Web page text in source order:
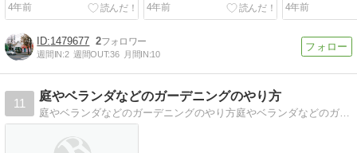
4年前 4年前 4年前
1479677 2
週間IN:2 週間OUT:36 月間IN:10
11
庭やベランダなどのガーデニングのやり方
庭やベランダなどのガーデニングのやり方庭やベランダなどのガーデニングと方法と季節にあった花や植物の紹介など